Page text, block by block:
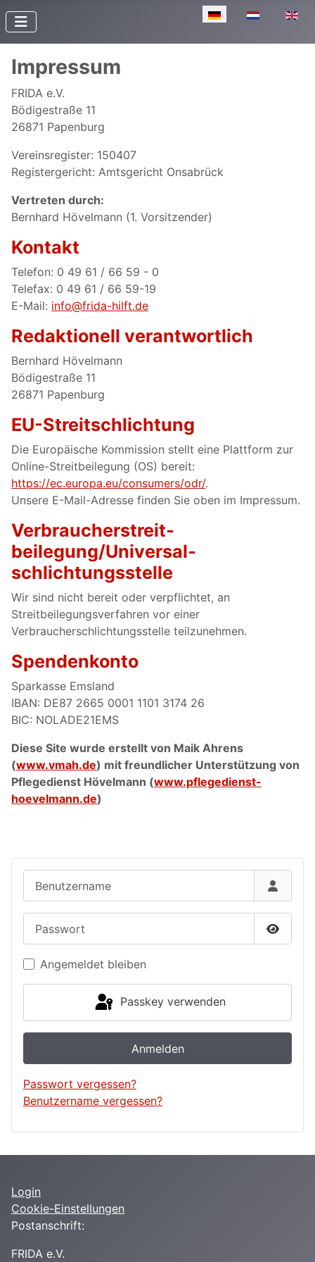
Sprache auswählen
Impressum
FRIDA e.V.
Bödigestraße 11
26871 Papenburg
Vereinsregister: 150407
Registergericht: Amtsgericht Onsabrück
Vertreten durch:
Bernhard Hövelmann (1. Vorsitzender)
Kontakt
Telefon: 0 49 61 / 66 59 - 0
Telefax: 0 49 61 / 66 59-19
E-Mail: info@frida-hilft.de
Redaktionell verantwortlich
Bernhard Hövelmann
Bödigestraße 11
26871 Papenburg
EU-Streitschlichtung
Die Europäische Kommission stellt eine Plattform zur
Online-Streitbeilegung (OS) bereit:
https://ec.europa.eu/consumers/odr/.
Unsere E-Mail-Adresse finden Sie oben im Impressum.
Verbraucher­streit­
beilegung/Universal­
schlichtungs­stelle
Wir sind nicht bereit oder verpflichtet, an
Streitbeilegungsverfahren vor einer
Verbraucherschlichtungsstelle teilzunehmen.
Spendenkonto
Sparkasse Emsland
IBAN: DE87 2665 0001 1101 3174 26
BIC: NOLADE21EMS
Diese Site wurde erstellt von Maik Ahrens
(www.vmah.de) mit freundlicher Unterstützung von
Pflegedienst Hövelmann (www.pflegedienst-
hoevelmann.de)
Angemeldet bleiben
Passkey verwenden
Anmelden
Passwort vergessen?
Benutzername vergessen?
Login
Cookie-Einstellungen
Postanschrift:
FRIDA e.V.